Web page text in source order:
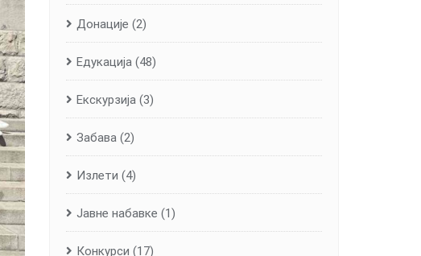
Донације (2)
Едукација (48)
Екскурзија (3)
Забава (2)
Излети (4)
Јавне набавке (1)
Конкурси (17)